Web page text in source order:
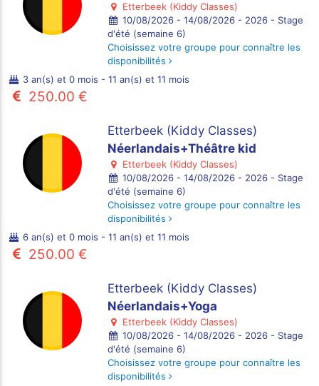
Etterbeek (Kiddy Classes)
10/08/2026 - 14/08/2026 - 2026 - Stage
d'été (semaine 6)
Choisissez votre groupe pour connaître les
disponibilités
3 an(s) et 0 mois - 11 an(s) et 11 mois
250.00 €
Etterbeek (Kiddy Classes)
Néerlandais+Théâtre kid
Etterbeek (Kiddy Classes)
10/08/2026 - 14/08/2026 - 2026 - Stage
d'été (semaine 6)
Choisissez votre groupe pour connaître les
disponibilités
6 an(s) et 0 mois - 11 an(s) et 11 mois
250.00 €
Etterbeek (Kiddy Classes)
Néerlandais+Yoga
Etterbeek (Kiddy Classes)
10/08/2026 - 14/08/2026 - 2026 - Stage
d'été (semaine 6)
Choisissez votre groupe pour connaître les
disponibilités